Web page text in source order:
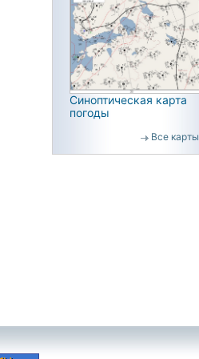
Синоптическая карта
погоды
Все карты